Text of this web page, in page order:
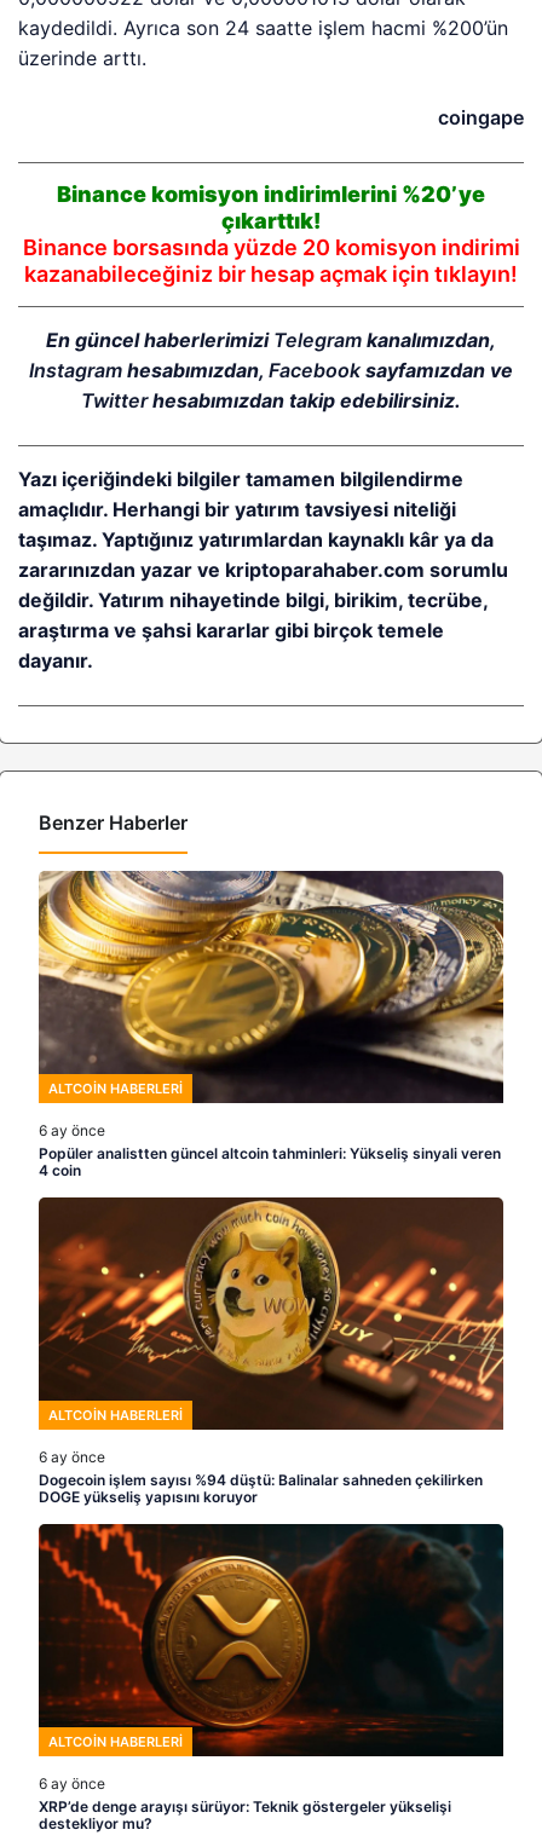
kaydedildi. Ayrıca son 24 saatte işlem hacmi %200’ün
üzerinde arttı.
coingape
Binance komisyon indirimlerini %20’ye
çıkarttık!
Binance borsasında yüzde 20 komisyon indirimi
kazanabileceğiniz bir hesap açmak için tıklayın!
En güncel haberlerimizi Telegram kanalımızdan,
Instagramhesabımızdan, Facebooksayfamızdan ve
Twitterhesabımızdan takip edebilirsiniz.
Yazı içeriğindeki bilgiler tamamen bilgilendirme
amaçlıdır. Herhangi bir yatırım tavsiyesi niteliği
taşımaz. Yaptığınız yatırımlardan kaynaklı kâr ya da
zararınızdan yazar ve kriptoparahaber.com sorumlu
değildir. Yatırım nihayetinde bilgi, birikim, tecrübe,
araştırma ve şahsi kararlar gibi birçok temele
dayanır.
Benzer Haberler
ALTCOIN HABERLERI
6 ay önce
Popüler analistten güncel altcoin tahminleri: Yükseliş sinyali veren
4 coin
ALTCOIN HABERLERI
6 ay önce
Dogecoin işlem sayısı %94 düştü: Balinalar sahneden çekilirken
DOGE yükseliş yapısını koruyor
ALTCOIN HABERLERI
6 ay önce
XRP’de denge arayışı sürüyor: Teknik göstergeler yükselişi
destekliyor mu?